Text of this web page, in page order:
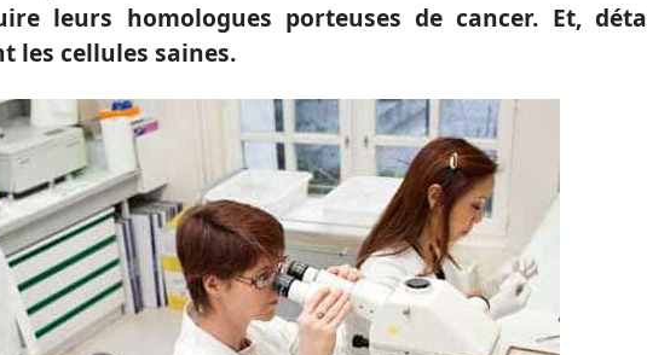
leurs homologues porteuses de cancer. Et,
les cellules saines.